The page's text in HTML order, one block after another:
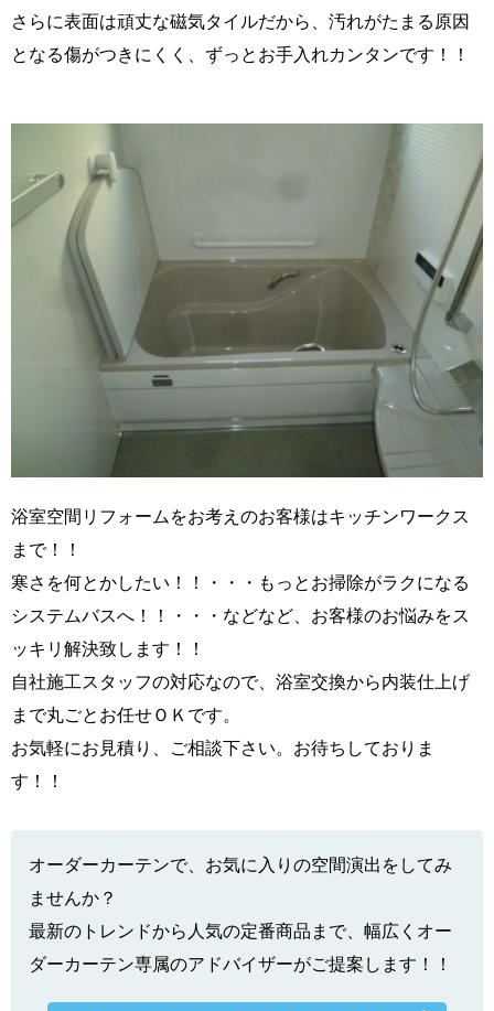
さらに表面は頑丈な磁気タイルだから、汚れがたまる原因
となる傷がつきにくく、ずっとお手入れカンタンです！！
浴室空間リフォームをお考えのお客様はキッチンワークス
まで！！
寒さを何とかしたい！！・・・もっとお掃除がラクになる
システムバスへ！！・・・などなど、お客様のお悩みをス
ッキリ解決致します！！
自社施工スタッフの対応なので、浴室交換から内装仕上げ
まで丸ごとお任せＯＫです。
お気軽にお見積り、ご相談下さい。お待ちしておりま
す！！
オーダーカーテンで、お気に入りの空間演出をしてみ
ませんか？
最新のトレンドから人気の定番商品まで、幅広くオー
ダーカーテン専属のアドバイザーがご提案します！！